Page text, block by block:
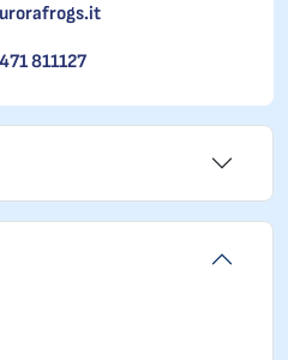
811127